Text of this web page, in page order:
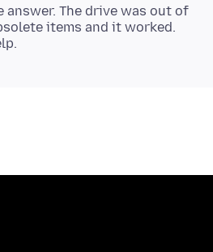
answer. The drive was out of
items and it worked.